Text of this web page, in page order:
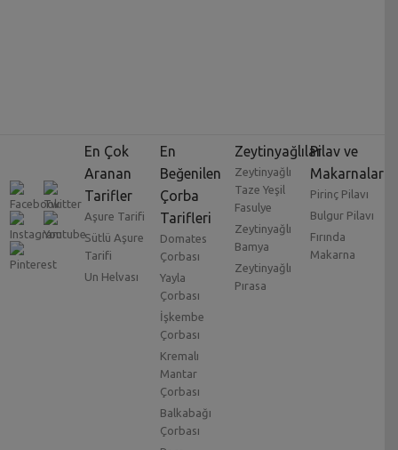
En Çok
Aranan
Tarifler
Aşure Tarifi
Sütlü Aşure
Tarifi
Un Helvası
En
Beğenilen
Çorba
Tarifleri
Domates
Çorbası
Yayla
Çorbası
İşkembe
Çorbası
Kremalı
Mantar
Çorbası
Balkabağı
Çorbası
Zeytinyağlılar
Zeytinyağlı
Taze Yeşil
Fasulye
Zeytinyağlı
Bamya
Zeytinyağlı
Pırasa
Pilav ve
Makarnalar
Pirinç Pilavı
Bulgur Pilavı
Fırında
Makarna